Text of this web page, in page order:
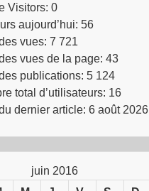
Visitors: 0
aujourd’hui: 56
vues: 7 721
vues de la page: 43
publications: 5 124
total d’utilisateurs: 16
dernier article: 6 août 2026
juin 2016